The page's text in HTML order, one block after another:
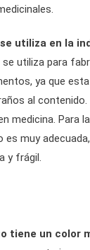
utiliza en la
se utiliza para
ya que
al contenido.
medicina. Para
es muy
y frágil.
tiene un color